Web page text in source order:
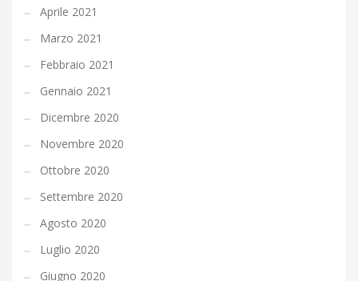
Aprile 2021
Marzo 2021
Febbraio 2021
Gennaio 2021
Dicembre 2020
Novembre 2020
Ottobre 2020
Settembre 2020
Agosto 2020
Luglio 2020
Giugno 2020